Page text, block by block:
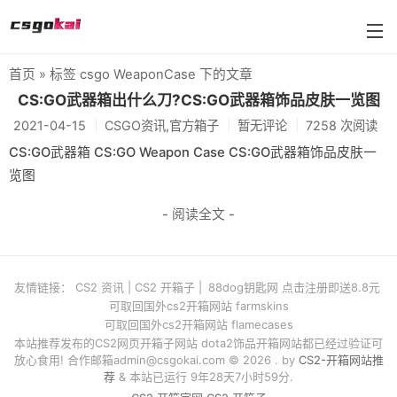
farmskins
88dog
flamecases
首页 » 标签 csgo WeaponCase 下的文章
CS:GO武器箱出什么刀?CS:GO武器箱饰品皮肤一览图
2021-04-15 CSGO资讯,官方箱子 暂无评论 7258 次阅读
CS:GO武器箱 CS:GO Weapon Case CS:GO武器箱饰品皮肤一
览图
- 阅读全文 -
友情链接： CS2 资讯 CS2 开箱子
88dog钥匙网 点击注册即送8.8元
可取回国外cs2开箱网站 farmskins
可取回国外cs2开箱网站 flamecases
本站推荐发布的CS2网页开箱子网站 dota2饰品开箱网站都已经过验证可
放心食用! 合作邮箱admin@csgokai.com© 2026 . by CS2-开箱网站推
荐 & 本站已运行 9年28天7小时59分.